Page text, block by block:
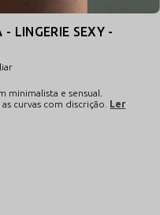
- LINGERIE SEXY -
minimalista e sensual.
curvas com discrição.
Ler